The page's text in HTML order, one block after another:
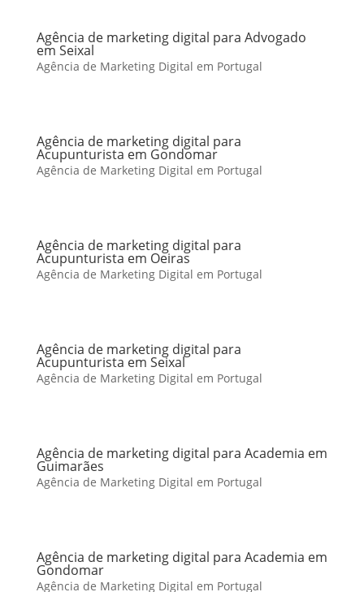
Agência de marketing digital para Advogado
em Seixal
Agência de Marketing Digital em Portugal
Agência de marketing digital para
Acupunturista em Gondomar
Agência de Marketing Digital em Portugal
Agência de marketing digital para
Acupunturista em Oeiras
Agência de Marketing Digital em Portugal
Agência de marketing digital para
Acupunturista em Seixal
Agência de Marketing Digital em Portugal
Agência de marketing digital para Academia em
Guimarães
Agência de Marketing Digital em Portugal
Agência de marketing digital para Academia em
Gondomar
Agência de Marketing Digital em Portugal